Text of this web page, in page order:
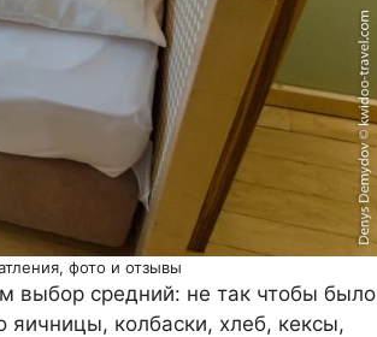
фото и отзывы
выбор средний: не так чтобы было
яичницы, колбаски, хлеб, кексы,